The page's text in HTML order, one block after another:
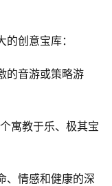
的创意宝库：
的音游或策略游
寓教于乐、极其宝
、情感和健康的深